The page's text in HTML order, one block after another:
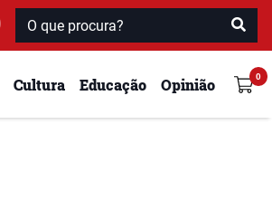
Cultura Educação Opinião